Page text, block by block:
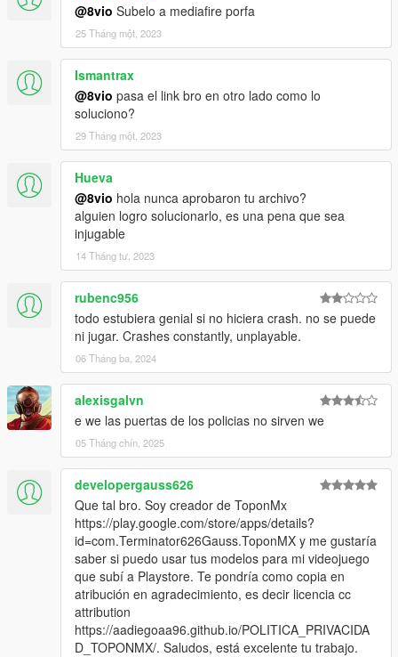
@8vio Subelo a mediafire porfa
25 Tháng một, 2023
Ismantrax
@8vio pasa el link bro en otro lado como lo
soluciono?
29 Tháng một, 2023
Hueva
@8vio hola nunca aprobaron tu archivo?
alguien logro solucionarlo, es una pena que sea
injugable
14 Tháng tư, 2023
rubenc956
todo estubiera genial si no hiciera crash. no se puede
ni jugar. Crashes constantly, unplayable.
06 Tháng ba, 2024
alexisgalvn
e we las puertas de los policias no sirven we
05 Tháng chín, 2025
developergauss626
Que tal bro. Soy creador de ToponMx
https://play.google.com/store/apps/details?
id=com.Terminator626Gauss.ToponMX y me gustaría
saber si puedo usar tus modelos para mi videojuego
que subí a Playstore. Te pondría como copia en
atribución en agradecimiento, es decir licencia cc
attribution
https://aadiegoaa96.github.io/POLITICA_PRIVACIDA
D_TOPONMX/. Saludos, está excelente tu trabajo.